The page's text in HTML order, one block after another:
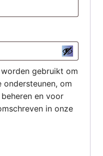
gebruikt om
om
en voor
in onze